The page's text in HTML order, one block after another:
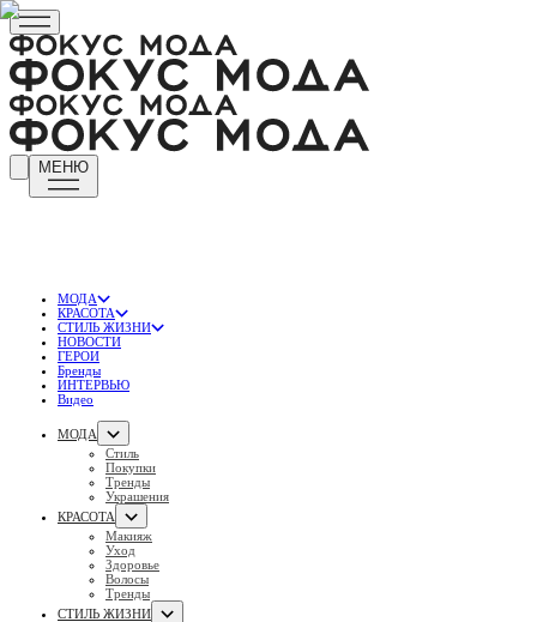
МЕНЮ
МОДА
КРАСОТА
СТИЛЬ ЖИЗНИ
НОВОСТИ
ГЕРОИ
Бренды
ИНТЕРВЬЮ
Видео
МОДА
Стиль
Покупки
Тренды
Украшения
КРАСОТА
Макияж
Уход
Здоровье
Волосы
Тренды
СТИЛЬ ЖИЗНИ